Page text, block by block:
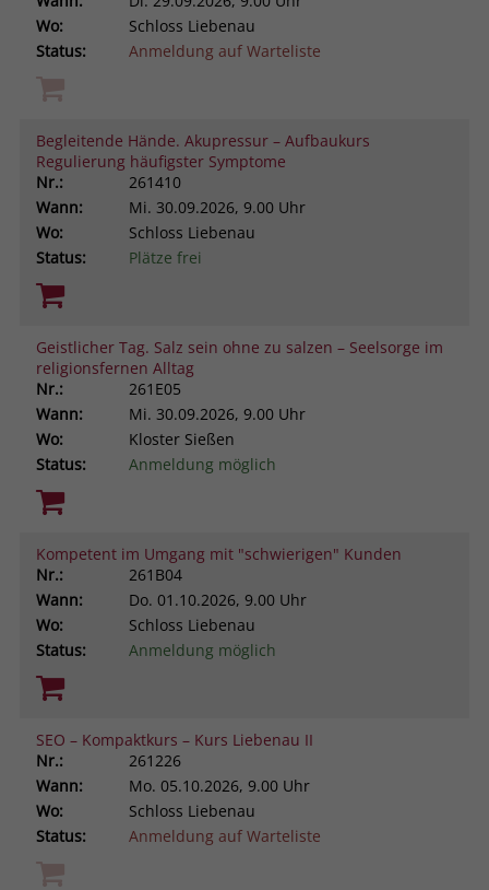
Wo:
Schloss Liebenau
Status:
Anmeldung auf Warteliste
Begleitende Hände. Akupressur – Aufbaukurs
Regulierung häufigster Symptome
Nr.:
261410
Wann:
Mi. 30.09.2026, 9.00 Uhr
Wo:
Schloss Liebenau
Status:
Plätze frei
Geistlicher Tag. Salz sein ohne zu salzen – Seelsorge im
religionsfernen Alltag
Nr.:
261E05
Wann:
Mi. 30.09.2026, 9.00 Uhr
Wo:
Kloster Sießen
Status:
Anmeldung möglich
Kompetent im Umgang mit "schwierigen" Kunden
Nr.:
261B04
Wann:
Do. 01.10.2026, 9.00 Uhr
Wo:
Schloss Liebenau
Status:
Anmeldung möglich
SEO – Kompaktkurs – Kurs Liebenau II
Nr.:
261226
Wann:
Mo. 05.10.2026, 9.00 Uhr
Wo:
Schloss Liebenau
Status:
Anmeldung auf Warteliste